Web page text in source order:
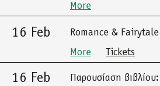
More
16 Feb
Romance & Fairytale
More
Tickets
16 Feb
Παρουσίαση